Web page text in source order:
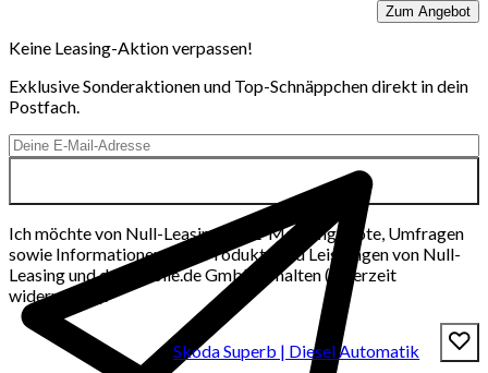
Zum Angebot
Keine Leasing-Aktion verpassen!
Exklusive Sonderaktionen und Top-Schnäppchen direkt in dein
Postfach.
Ich möchte von Null-Leasing per E-Mail Angebote, Umfragen
sowie Informationen über Produkte und Leistungen von Null-
Leasing und der mobile.de GmbH erhalten (jederzeit
widerrufbar).
Skoda Superb | Diesel Automatik